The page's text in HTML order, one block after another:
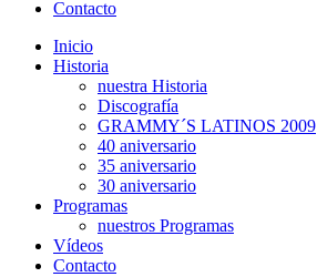
Contacto
Inicio
Historia
nuestra Historia
Discografía
GRAMMY´S LATINOS 2009
40 aniversario
35 aniversario
30 aniversario
Programas
nuestros Programas
Vídeos
Contacto